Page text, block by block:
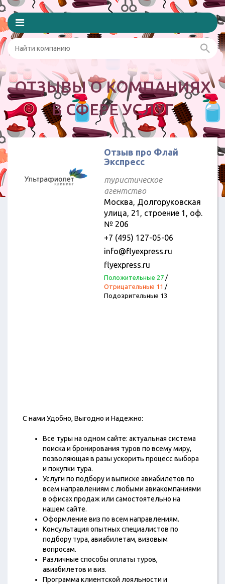
ОТЗЫВЫ О КОМПАНИЯХ
В СФЕРЕ УСЛУГ
Отзыв про Флай
Экспресс
туристическое
агентство
Москва, Долгоруковская
улица, 21, строение 1, оф.
№ 206
+7 (495) 127-05-06
info@flyexpress.ru
flyexpress.ru
Положительные 27/
Отрицательные 11 /
Подозрительные 13
С нами Удобно, Выгодно и Надежно:
Все туры на одном сайте: актуальная система
поиска и бронирования туров по всему миру,
позволяющая в разы ускорить процесс выбора
и покупки тура.
Услуги по подбору и выписке авиабилетов по
всем направлениям с любыми авиакомпаниями
в офисах продаж или самостоятельно на
нашем сайте.
Оформление виз по всем направлениям.
Консультация опытных специалистов по
подбору тура, авиабилетам, визовым
вопросам.
Различные способы оплаты туров,
авиабилетов и виз.
Программа клиентской лояльности и